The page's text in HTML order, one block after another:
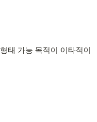
태 가능 목적이 이타적이